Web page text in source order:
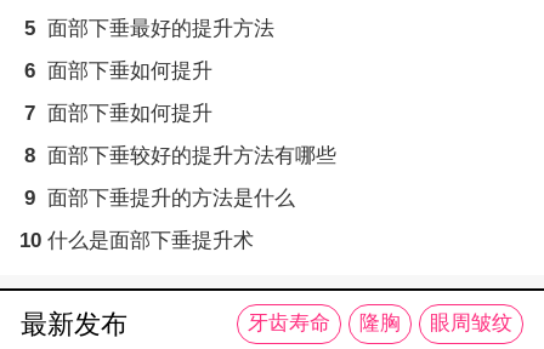
5 面部下垂最好的提升方法
6 面部下垂如何提升
7 面部下垂如何提升
8 面部下垂较好的提升方法有哪些
9 面部下垂提升的方法是什么
10 什么是面部下垂提升术
最新发布 牙齿寿命 隆胸 眼周皱纹